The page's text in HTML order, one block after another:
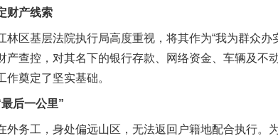
产线索
基层法院执行局高度重视，将其作为“我为群众办
产查控，对其名下的银行存款、网络资金、车辆及不
奠定了坚实基础。
后一公里”
务工，身处偏远山区，无法返回户籍地配合执行。